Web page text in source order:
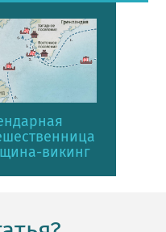
викинг